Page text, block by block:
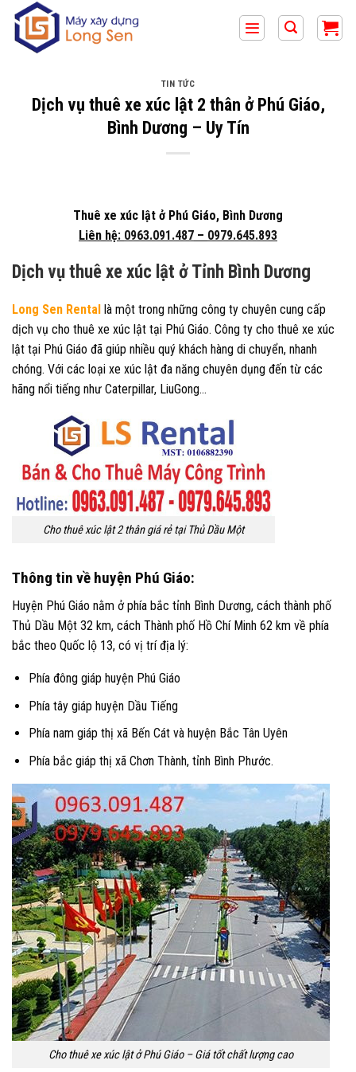
qua
TIN TỨC
Dịch vụ thuê xe xúc lật 2 thân ở Phú Giáo,
Bình Dương – Uy Tín
Thuê xe xúc lật ở Phú Giáo, Bình Dương
Liên hệ: 0963.091.487 – 0979.645.893
Dịch vụ thuê xe xúc lật ởTỉnh Bình Dương
Long Sen Rental là một trong những công ty chuyên cung cấp
dịch vụ cho thuê xe xúc lật tại Phú Giáo. Công ty cho thuê xe xúc
lật tại Phú Giáo đã giúp nhiều quý khách hàng di chuyển, nhanh
chóng. Với các loại xe xúc lật đa năng chuyên dụng đến từ các
hãng nổi tiếng như Caterpillar, LiuGong…
Cho thuê xúc lật 2 thân giá rẻ tại Thủ Dầu Một
Thông tin về huyện Phú Giáo:
Huyện Phú Giáo nằm ở phía bắc tỉnh Bình Dương, cách thành phố
Thủ Dầu Một 32 km, cách Thành phố Hồ Chí Minh 62 km về phía
bắc theo Quốc lộ 13, có vị trí địa lý:
Phía đông giáp huyện Phú Giáo
Phía tây giáp huyện Dầu Tiếng
Phía nam giáp thị xã Bến Cát và huyện Bắc Tân Uyên
Phía bắc giáp thị xã Chơn Thành, tỉnh Bình Phước.
Cho thuê xe xúc lật ở Phú Giáo – Giá tốt chất lượng cao